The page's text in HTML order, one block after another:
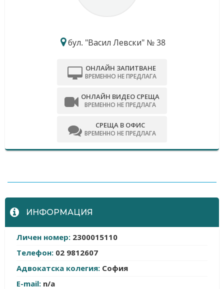
бул. "Васил Левски" № 38
ОНЛАЙН ЗАПИТВАНЕ
ВРЕМЕННО НЕ ПРЕДЛАГА
ОНЛАЙН ВИДЕО СРЕЩА
ВРЕМЕННО НЕ ПРЕДЛАГА
СРЕЩА В ОФИС
ВРЕМЕННО НЕ ПРЕДЛАГА
ИНФОРМАЦИЯ
Личен номер: 2300015110
Телефон: 02 9812607
Адвокатска колегия: София
E-mail: n/a